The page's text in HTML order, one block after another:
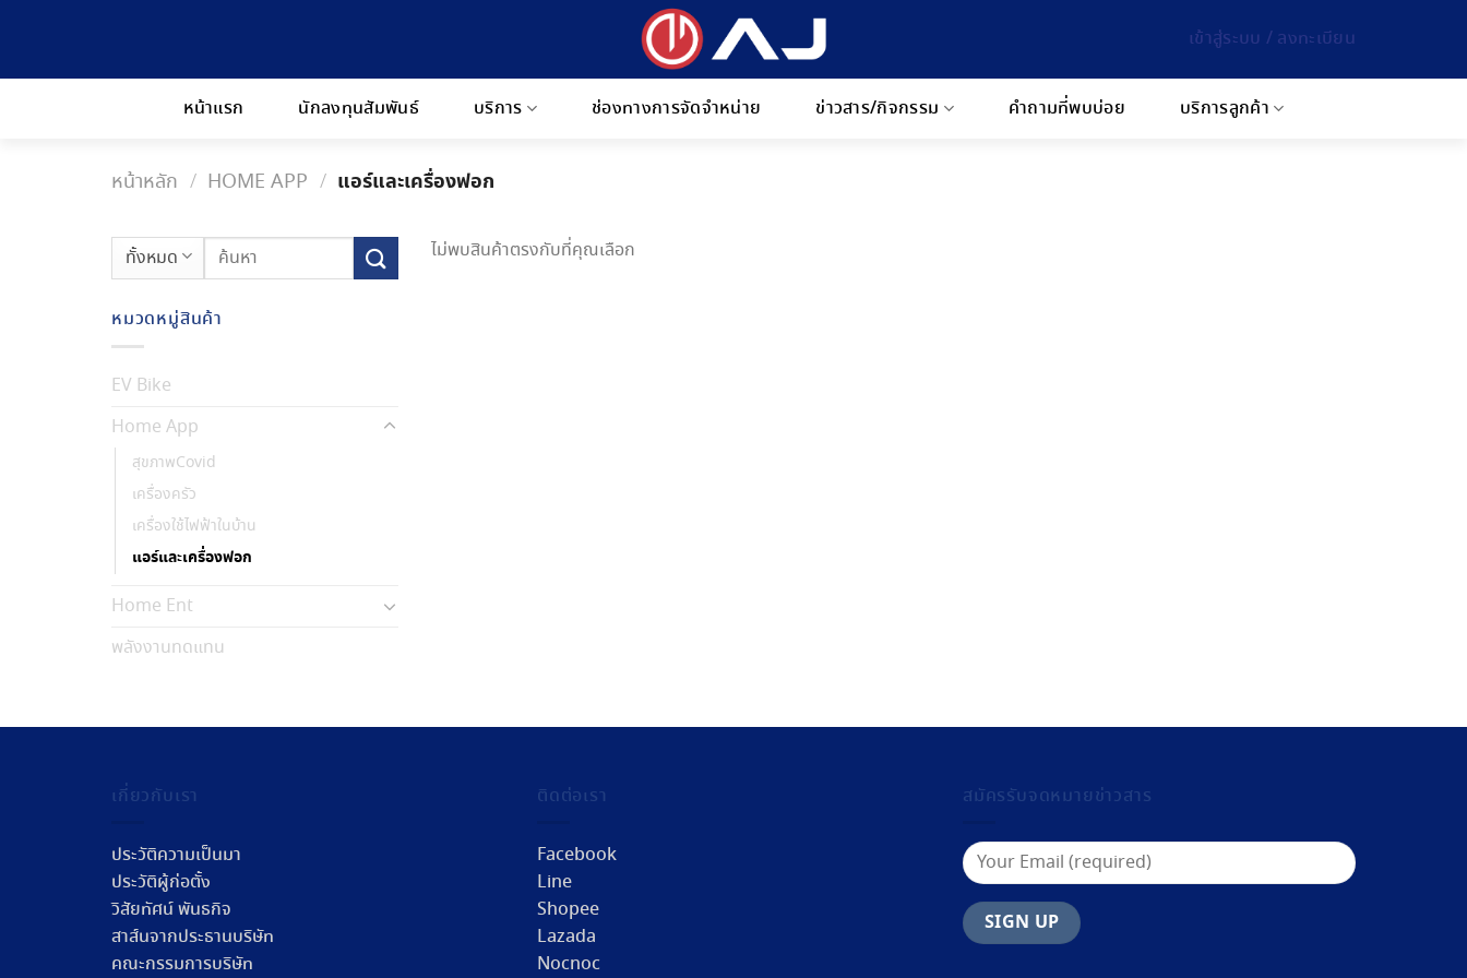
เข้าสู่ระบบ / ลงทะเบียน
หน้าแรก นักลงทุนสัมพันธ์ บริการ ช่องทางการจัดจำหน่าย ข่าวสาร/กิจกรรม คำถามที่พบบ่อย บริการลูกค้า
หน้าหลัก / HOME APP / แอร์และเครื่องฟอก
ค้นหา:
หมวดหมู่สินค้า
EV Bike
Home App
สุขภาพCovid
เครื่องครัว
เครื่องใช้ไฟฟ้าในบ้าน
แอร์และเครื่องฟอก
Home Ent
พลังงานทดแทน
ไม่พบสินค้าตรงกับที่คุณเลือก
เกี่ยวกับเรา
ประวัติความเป็นมา
ประวัติผู้ก่อตั้ง
วิสัยทัศน์ พันธกิจ
สาส์นจากประธานบริษัท
คณะกรรมการบริษัท
ติดต่อเรา
Facebook
Line
Shopee
Lazada
Nocnoc
สมัครรับจดหมายข่าวสาร